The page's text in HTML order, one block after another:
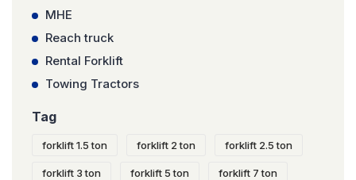
MHE
Reach truck
Rental Forklift
Towing Tractors
Tag
forklift 1.5 ton forklift 2 ton forklift 2.5 ton
forklift 3 ton forklift 5 ton forklift 7 ton